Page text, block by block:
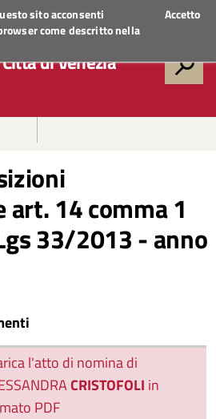
sito acconsenti
come descritto nella
Accetto
Città di Venezia
14 comma 1
33/2013 - anno
l'atto di nomina di
CRISTOFOLI in
PDF